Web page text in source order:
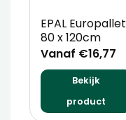
EPAL Europallet
80 x 120cm
Vanaf €16,77
Bekijk
product